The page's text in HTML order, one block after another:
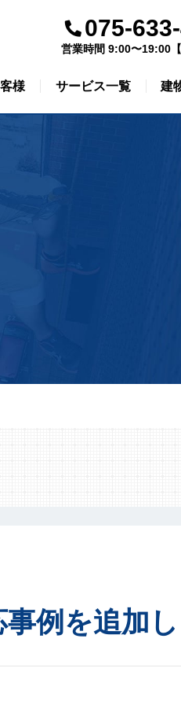
様 サービス一覧 建
075-
営業時間 9:00〜19:00【
例を追加し